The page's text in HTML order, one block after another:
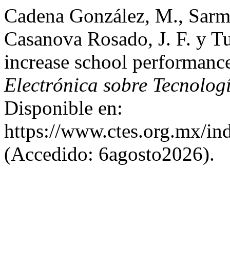
Cadena González, M.,
Casanova Rosado, J. F. y
increase school
Electrónica sobre
Disponible en:
https://www.ctes.org.mx/
(Accedido: 6agosto2026).